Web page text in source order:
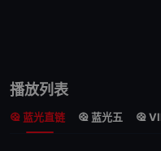
震撼大韩民
来，吹拂首尔的新风也只是
力蒙蔽双眼的全斗光的叛乱
军之间，一触即
播放列表
蓝光直链 蓝光五